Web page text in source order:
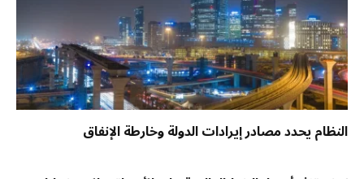
النظام يحدد مصادر إيرادات الدولة وخارطة الإنفاق